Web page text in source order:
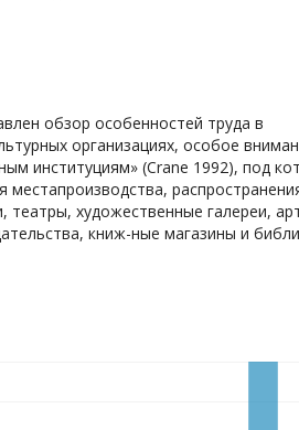
обзор особенностей труда в
организациях, особое
институциям» (Crane 1992), под
местапроизводства,
театры, художественные галереи,
книж-ные магазины и